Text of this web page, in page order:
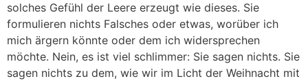
solches Gefühl der Leere erzeugt wie dieses. Sie
formulieren nichts Falsches oder etwas, worüber ich
mich ärgern könnte oder dem ich widersprechen
möchte. Nein, es ist viel schlimmer: Sie sagen nichts. Sie
sagen nichts zu dem, wie wir im Licht der Weihnacht mit